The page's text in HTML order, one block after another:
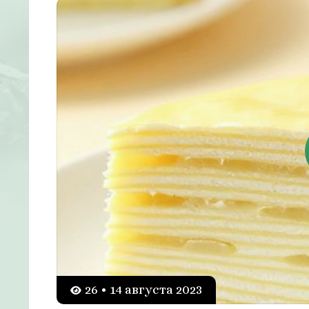
26 • 14 августа 2023